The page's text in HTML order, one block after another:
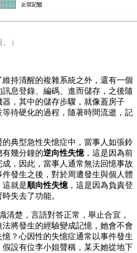
）
持清醒的複雜系統之外，還有一個
息登錄、編碼、進而儲存，之後隨
，其中的儲存步驟，就像蓋房子
待硬化的過程，隨著時間流逝，記
典型急性失憶症中，當事人如張鈴
幾分鐘的逆向性失憶，這是因為前
，因此，當事人通常無法回憶事故
發生之後，對於周遭發生與個人體
這就是順向性失憶，這是因為負責登
失去了功能。
清楚，言語對答正常，舉止合宜，
將發生的經驗變成記憶，她會不會
？心因性的失憶症通常以事件發生
設有位李小姐聲稱，某天她從地下